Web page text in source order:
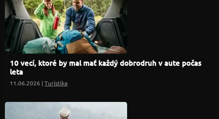
10 vecí, ktoré by mal mať každý dobrodruh v aute počas
leta
11.06.2026 |Turistika